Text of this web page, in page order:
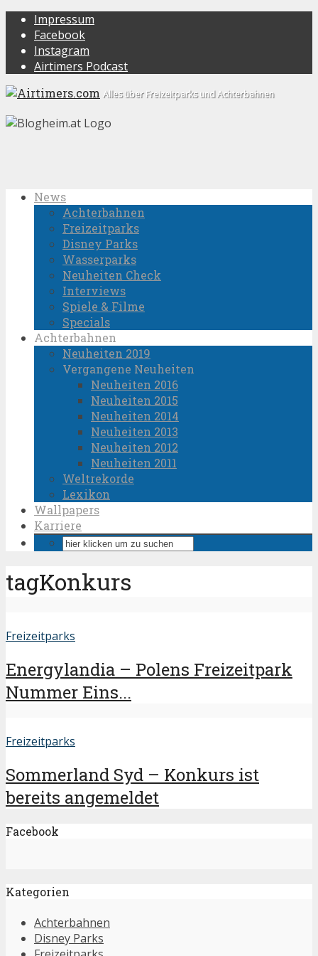
Impressum
Facebook
Instagram
Airtimers Podcast
Alles über Freizeitparks und Achterbahnen
News
Achterbahnen
Freizeitparks
Disney Parks
Wasserparks
Neuheiten Check
Interviews
Spiele & Filme
Specials
Achterbahnen
Neuheiten 2019
Vergangene Neuheiten
Neuheiten 2016
Neuheiten 2015
Neuheiten 2014
Neuheiten 2013
Neuheiten 2012
Neuheiten 2011
Weltrekorde
Lexikon
Wallpapers
Karriere
tagKonkurs
Freizeitparks
Energylandia – Polens Freizeitpark
Nummer Eins...
Freizeitparks
Sommerland Syd – Konkurs ist
bereits angemeldet
Facebook
Kategorien
Achterbahnen
Disney Parks